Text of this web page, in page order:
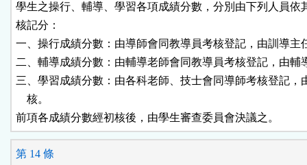
學生之操行、輔導、學習各項成績分數，分別由下列人員依
核記分：
一、操行成績分數：由導師會同教導員考核登記，由訓導主
二、輔導成績分數：由輔導老師會同教導員考核登記，由輔
三、學習成績分數：由各科老師、技士會同導師考核登記，
    核。
第 14 條